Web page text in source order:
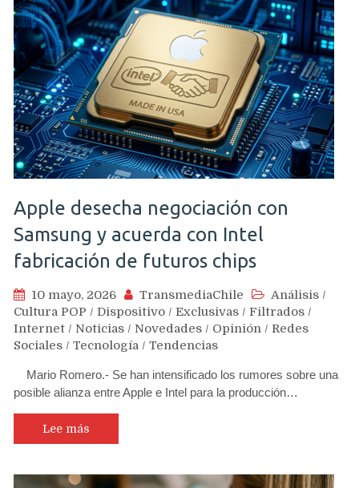
Apple desecha negociación con
Samsung y acuerda con Intel
fabricación de futuros chips
10 mayo, 2026 TransmediaChile Análisis /
Cultura POP / Dispositivo / Exclusivas / Filtrados /
Internet / Noticias / Novedades / Opinión / Redes
Sociales / Tecnología / Tendencias
Mario Romero.- Se han intensificado los rumores sobre una
posible alianza entre Apple e Intel para la producción…
Lee más